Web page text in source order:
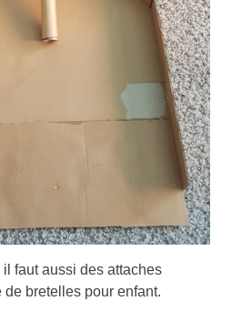
il faut aussi des attaches
bretelles pour enfant.